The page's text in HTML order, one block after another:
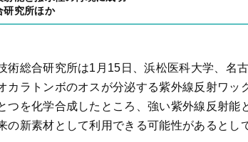
研究所ほか
総合研究所は1月15日、浜松医科大学、名
カラトンボのオスが分泌する紫外線反射ワッ
つを化学合成したところ、強い紫外線反射能
の新素材として利用できる可能性があるとし